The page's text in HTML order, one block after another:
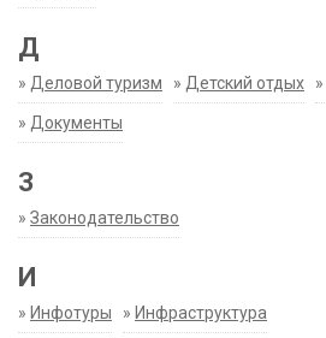
Д
» Деловой туризм » Детский отдых »
» Документы
З
» Законодательство
И
» Инфотуры » Инфраструктура